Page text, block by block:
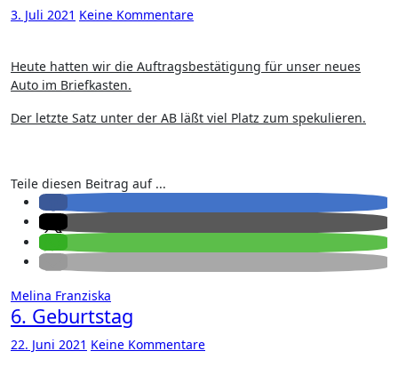
3. Juli 2021 Keine Kommentare
Heute hatten wir die Auftragsbestätigung für unser neues
Auto im Briefkasten.
Der letzte Satz unter der AB läßt viel Platz zum spekulieren.
Teile diesen Beitrag auf ...
Melina Franziska
6. Geburtstag
22. Juni 2021 Keine Kommentare